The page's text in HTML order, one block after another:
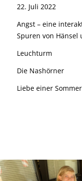
22. Juli 2022
Angst – eine
Spuren von Hänsel
Leuchturm
Die Nashörner
Liebe einer